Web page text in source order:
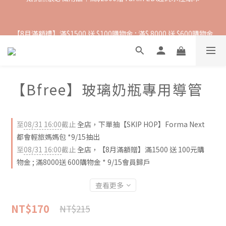
【爸氣一夏 】推車汽座 滿 $5000 送$ 388  滿 $10,000 送 $888 購
抵抗熱浪必備用品︱滿$2500贈 Farlin EDI超純水溼紙巾
【Bfree】玻璃奶瓶專用導管
至08/31 16:00截止 全店，下單抽【SKIP HOP】Forma Next
都會輕旅媽媽包 *9/15抽出
至08/31 16:00截止 全店，【8月滿額贈】滿1500 送 100元購
物金 ; 滿8000送 600購物金 * 9/15會員歸戶
查看更多
NT$170 NT$215